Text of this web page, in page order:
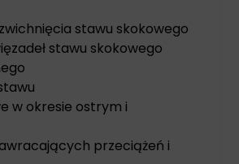
stawu skokowego
stawu skokowego
w okresie ostrym i
przeciążeń i